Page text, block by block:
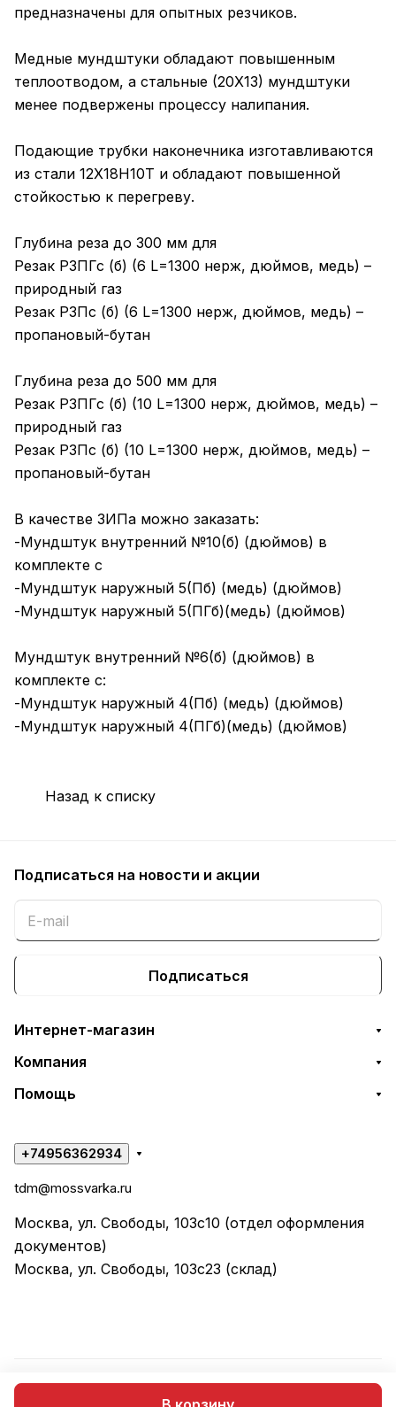
предназначены для опытных резчиков.
Медные мундштуки обладают повышенным
теплоотводом, а стальные (20Х13) мундштуки
менее подвержены процессу налипания.
Подающие трубки наконечника изготавливаются
из стали 12Х18Н10Т и обладают повышенной
стойкостью к перегреву.
Глубина реза до 300 мм для
Резак Р3ПГс (б) (6 L=1300 нерж, дюймов, медь) –
природный газ
Резак Р3Пс (б) (6 L=1300 нерж, дюймов, медь) –
пропановый-бутан
Глубина реза до 500 мм для
Резак Р3ПГс (б) (10 L=1300 нерж, дюймов, медь) –
природный газ
Резак Р3Пс (б) (10 L=1300 нерж, дюймов, медь) –
пропановый-бутан
В качестве ЗИПа можно заказать:
-Мундштук внутренний №10(б) (дюймов) в
комплекте с
-Мундштук наружный 5(Пб) (медь) (дюймов)
-Мундштук наружный 5(ПГб)(медь) (дюймов)
Мундштук внутренний №6(б) (дюймов) в
комплекте с:
-Мундштук наружный 4(Пб) (медь) (дюймов)
-Мундштук наружный 4(ПГб)(медь) (дюймов)
Назад к списку
Подписаться на новости и акции
Подписаться
Интернет-магазин
Компания
Помощь
+74956362934
tdm@mossvarka.ru
Москва, ул. Свободы, 103с10 (отдел оформления
документов)
Москва, ул. Свободы, 103с23 (склад)
© 2026 ООО "ТД МОССВАРКА"